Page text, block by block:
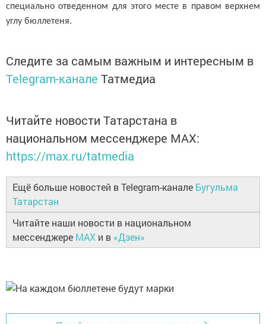
специально отведенном для этого месте в правом верхнем
углу бюллетеня.
Следите за самым важным и интересным в
Telegram-канале Татмедиа
Читайте новости Татарстана в
национальном мессенджере MАХ:
https://max.ru/tatmedia
Ещё больше новостей в Telegram-канале Бугульма
Татарстан
Читайте наши новости в национальном
мессенджере MAX и в «Дзен»